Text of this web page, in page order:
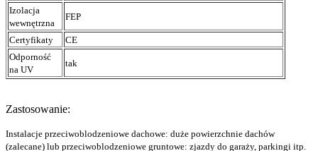
Izolacja
wewnętrzna
FEP
Certyfikaty
CE
Odporność
na UV
tak
Zastosowanie:
Instalacje przeciwoblodzeniowe dachowe: duże powierzchnie dachów
(zalecane) lub przeciwoblodzeniowe gruntowe: zjazdy do garaży, parkingi itp.